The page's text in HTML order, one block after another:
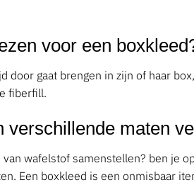
voor een
door gaat brengen in zijn of haar
fiberfill.
verschillende maten
wafelstof samenstellen? ben je
Een boxkleed is een onmisbaar